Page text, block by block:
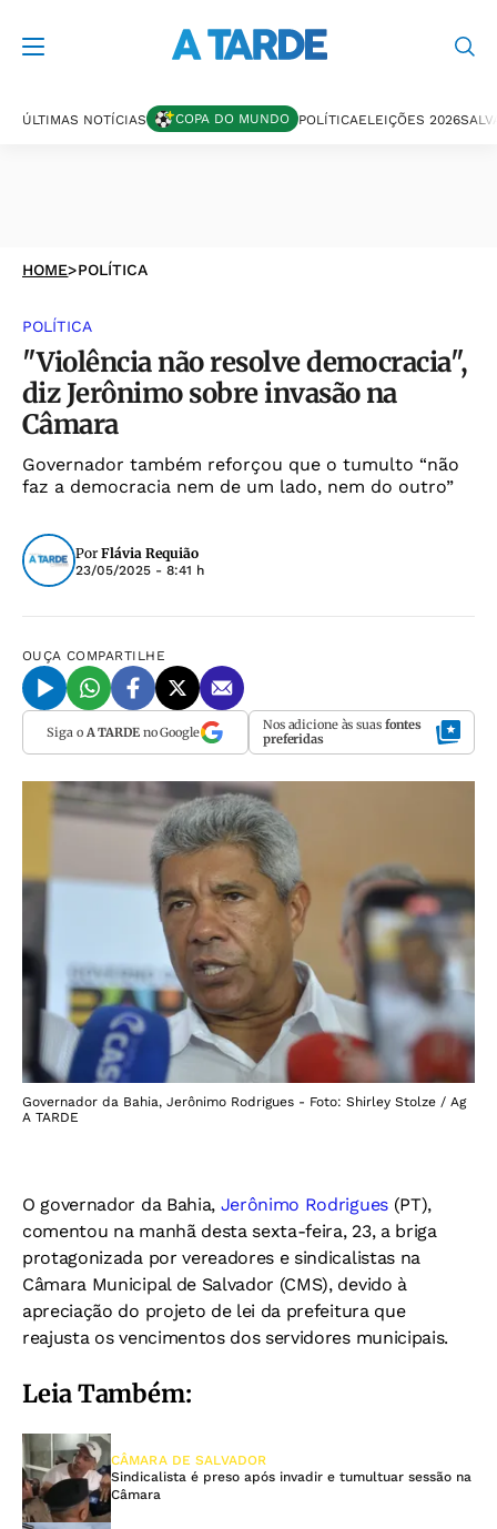
ÚLTIMAS NOTÍCIAS COPA DO MUNDO POLÍTICAELEIÇÕES 2026
HOME>POLÍTICA
POLÍTICA
"Violência não resolve democracia",
diz Jerônimo sobre invasão na
Câmara
Governador também reforçou que o tumulto “não
faz a democracia nem de um lado, nem do outro”
Por Flávia Requião
23/05/2025 - 8:41 h
OUÇA COMPARTILHE
Siga o A TARDEno Google Nos adicione às suas fontes
preferidas
Governador da Bahia, Jerônimo Rodrigues - Foto: Shirley Stolze / Ag
A TARDE
O governador da Bahia, Jerônimo Rodrigues (PT),
comentou na manhã desta sexta-feira, 23, a briga
protagonizada por vereadores e sindicalistas na
Câmara Municipal de Salvador (CMS), devido à
apreciação do projeto de lei da prefeitura que
reajusta os vencimentos dos servidores municipais.
Leia Também:
CÂMARA DE SALVADOR
Sindicalista é preso após invadir e tumultuar sessão na
Câmara